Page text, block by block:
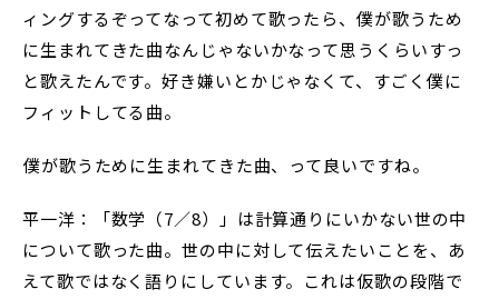
ィングするぞってなって初めて歌ったら、僕が歌うため
に生まれてきた曲なんじゃないかなって思うくらいすっ
と歌えたんです。好き嫌いとかじゃなくて、すごく僕に
フィットしてる曲。
――僕が歌うために生まれてきた曲、って良いですね。
平一洋：「数学（7／8）」は計算通りにいかない世の中
について歌った曲。世の中に対して伝えたいことを、あ
えて歌ではなく語りにしています。これは仮歌の段階で